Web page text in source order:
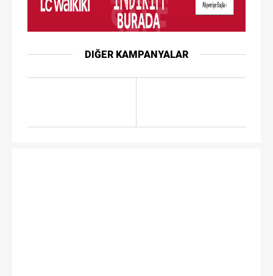
DIĞER KAMPANYALAR